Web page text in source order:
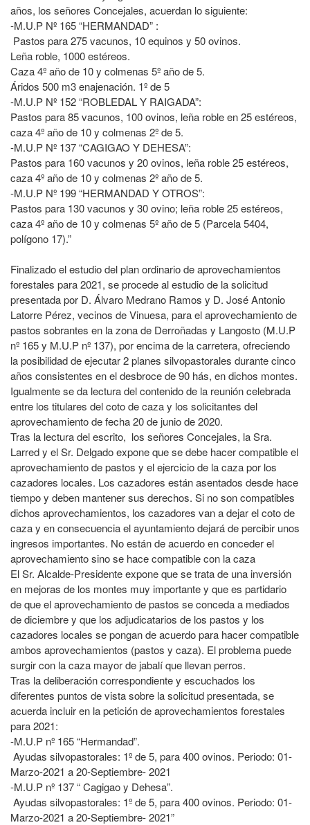
años, los señores Concejales, acuerdan lo siguiente:
-M.U.P Nº 165 “HERMANDAD” :
Pastos para 275 vacunos, 10 equinos y 50 ovinos.
Leña roble, 1000 estéreos.
Caza 4º año de 10 y colmenas 5º año de 5.
Áridos 500 m3 enajenación. 1º de 5
-M.U.P Nº 152 “ROBLEDAL Y RAIGADA”:
Pastos para 85 vacunos, 100 ovinos, leña roble en 25 estéreos,
caza 4º año de 10 y colmenas 2º de 5.
-M.U.P Nº 137 “CAGIGAO Y DEHESA”:
Pastos para 160 vacunos y 20 ovinos, leña roble 25 estéreos,
caza 4º año de 10 y colmenas 2º año de 5.
-M.U.P Nº 199 “HERMANDAD Y OTROS”:
Pastos para 130 vacunos y 30 ovino; leña roble 25 estéreos,
caza 4º año de 10 y colmenas 5º año de 5 (Parcela 5404,
polígono 17).”
Finalizado el estudio del plan ordinario de aprovechamientos
forestales para 2021, se procede al estudio de la solicitud
presentada por D. Álvaro Medrano Ramos y D. José Antonio
Latorre Pérez, vecinos de Vinuesa, para el aprovechamiento de
pastos sobrantes en la zona de Derroñadas y Langosto (M.U.P
nº 165 y M.U.P nº 137), por encima de la carretera, ofreciendo
la posibilidad de ejecutar 2 planes silvopastorales durante cinco
años consistentes en el desbroce de 90 hás, en dichos montes.
Igualmente se da lectura del contenido de la reunión celebrada
entre los titulares del coto de caza y los solicitantes del
aprovechamiento de fecha 20 de junio de 2020.
Tras la lectura del escrito, los señores Concejales, la Sra.
Larred y el Sr. Delgado expone que se debe hacer compatible el
aprovechamiento de pastos y el ejercicio de la caza por los
cazadores locales. Los cazadores están asentados desde hace
tiempo y deben mantener sus derechos. Si no son compatibles
dichos aprovechamientos, los cazadores van a dejar el coto de
caza y en consecuencia el ayuntamiento dejará de percibir unos
ingresos importantes. No están de acuerdo en conceder el
aprovechamiento sino se hace compatible con la caza
El Sr. Alcalde-Presidente expone que se trata de una inversión
en mejoras de los montes muy importante y que es partidario
de que el aprovechamiento de pastos se conceda a mediados
de diciembre y que los adjudicatarios de los pastos y los
cazadores locales se pongan de acuerdo para hacer compatible
ambos aprovechamientos (pastos y caza). El problema puede
surgir con la caza mayor de jabalí que llevan perros.
Tras la deliberación correspondiente y escuchados los
diferentes puntos de vista sobre la solicitud presentada, se
acuerda incluir en la petición de aprovechamientos forestales
para 2021:
-M.U.P nº 165 “Hermandad”.
Ayudas silvopastorales: 1º de 5, para 400 ovinos. Periodo: 01-
Marzo-2021 a 20-Septiembre- 2021
-M.U.P nº 137 “ Cagigao y Dehesa”.
Ayudas silvopastorales: 1º de 5, para 400 ovinos. Periodo: 01-
Marzo-2021 a 20-Septiembre- 2021”